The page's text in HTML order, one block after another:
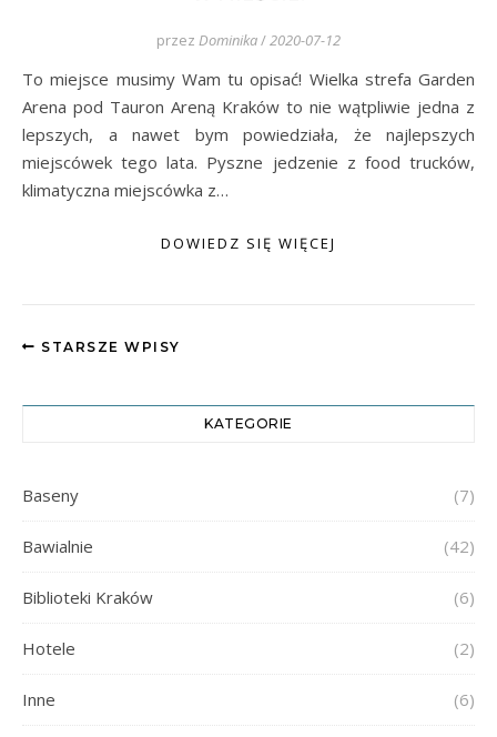
przez Dominika/2020-07-12
To miejsce musimy Wam tu opisać! Wielka strefa Garden
Arena pod Tauron Areną Kraków to nie wątpliwie jedna z
lepszych, a nawet bym powiedziała, że najlepszych
miejscówek tego lata. Pyszne jedzenie z food trucków,
klimatyczna miejscówka z…
DOWIEDZ SIĘ WIĘCEJ
STARSZE WPISY
KATEGORIE
Baseny (7)
Bawialnie (42)
Biblioteki Kraków (6)
Hotele (2)
Inne (6)